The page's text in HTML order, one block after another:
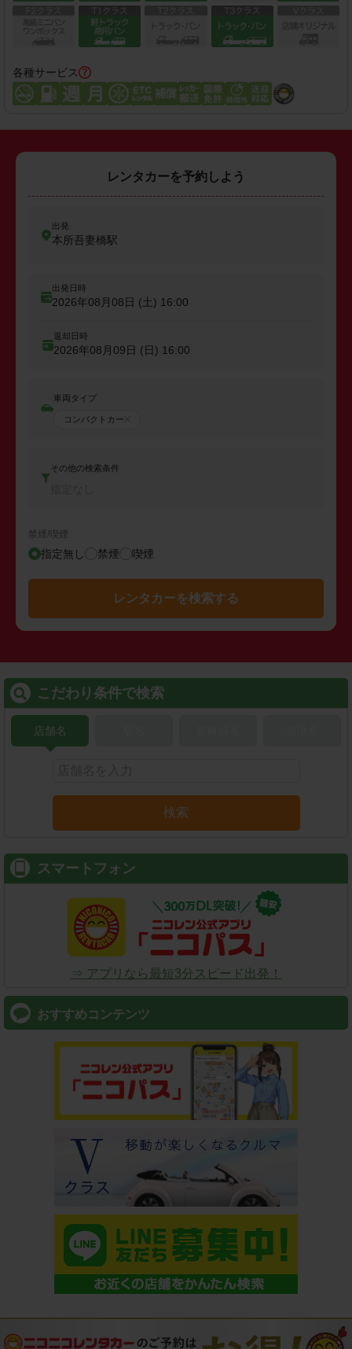
各種サービス
レンタカーを予約しよう
出発
本所吾妻橋駅
出発日時
2026年08月08日 (土) 16:00
返却日時
2026年08月09日 (日) 16:00
車両タイプ
コンパクトカー
その他の検索条件
禁煙/喫煙
指定無し 禁煙 喫煙
レンタカーを検索する
こだわり条件で検索
店舗名
検索
スマートフォン
⇒ アプリなら最短3分スピード出発！
おすすめコンテンツ